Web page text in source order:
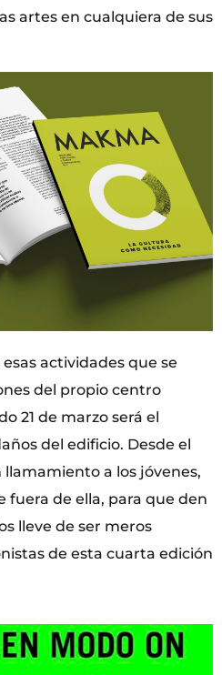
artes en cualquiera de sus
actividades que se
del propio centro
21 de marzo será el
del edificio. Desde el
a los jóvenes,
fuera de ella, para que den
lleve de ser meros
de esta cuarta edición